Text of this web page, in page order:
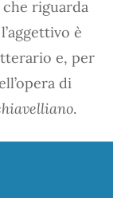
riguarda
è
e, per
di
.